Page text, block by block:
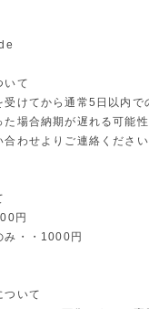
いて
受けてから通常5日以内で
た場合納期が遅れる可能
わせよりご連絡ください
円
み・・1000円
ついて